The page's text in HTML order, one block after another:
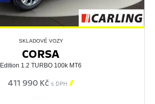
SKLADOVÉ VOZY
CORSA
Edition 1.2 TURBO 100k MT6
411 990 Kč s DPH 